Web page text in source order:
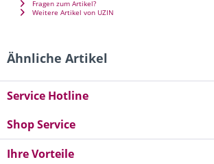
Fragen zum Artikel?
Weitere Artikel von UZIN
Ähnliche Artikel
Service Hotline
Shop Service
Ihre Vorteile